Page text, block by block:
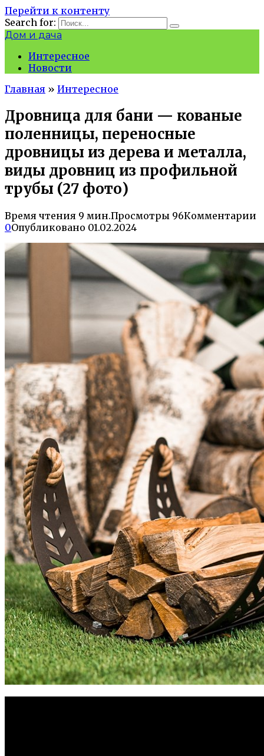
Перейти к контенту
Search for:
Дом и дача
Интересное
Новости
Главная » Интересное
Дровница для бани — кованые
поленницы, переносные
дровницы из дерева и металла,
виды дровниц из профильной
трубы (27 фото)
Время чтения 9 мин.Просмотры 96Комментарии
0Опубликовано 01.02.2024